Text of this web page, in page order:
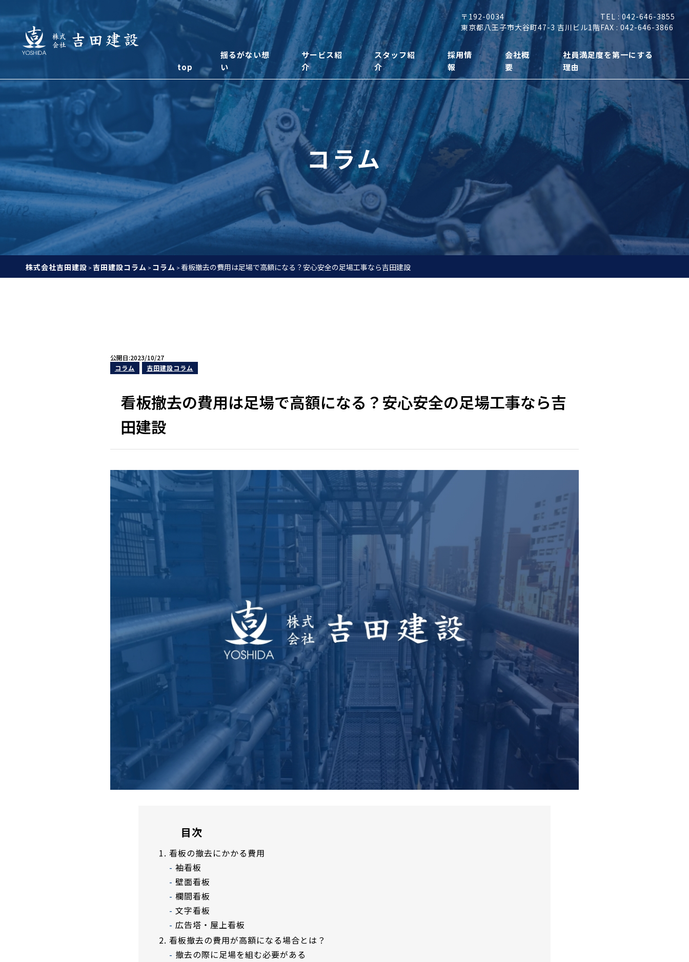
〒192-0034
東京都八王子市大谷町47-3 吉川ビル1階
TEL : 042-646-3855
FAX : 042-646-3866
top
揺るがない想
い
サービス紹
介
スタッフ紹
介
採用情
報
会社概
要
社員満足度を第一にする
理由
コラム
株式会社吉田建設 > 吉田建設コラム > コラム > 看板撤去の費用は足場で高額になる？安心安全の足場工事なら吉田建設
公開日:2023/10/27
コラム
吉田建設コラム
看板撤去の費用は足場で高額になる？安心安全の足場工事なら吉
田建設
目次
看板の撤去にかかる費用
袖看板
壁面看板
欄間看板
文字看板
広告塔・屋上看板
看板撤去の費用が高額になる場合とは？
撤去の際に足場を組む必要がある